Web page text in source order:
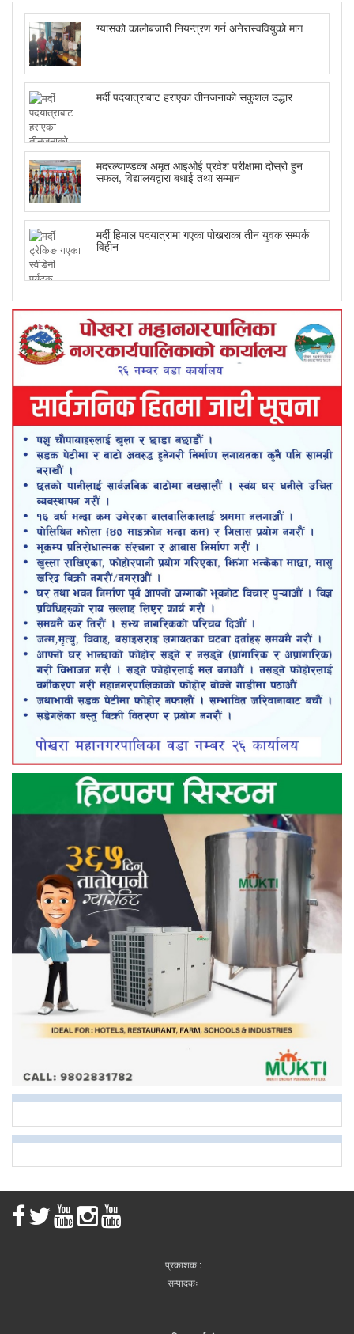
ग्यासको कालोबजारी नियन्त्रण गर्न अनेरास्ववियुको माग
मर्दी पदयात्राबाट हराएका तीनजनाको सकुशल उद्धार
मदरल्याण्डका अमृत आइओई प्रवेश परीक्षामा दोस्रो हुन
सफल, विद्यालयद्वारा बधाई तथा सम्मान
मर्दी हिमाल पदयात्रामा गएका पोखराका तीन युवक सम्पर्क
विहीन
प्रकाशक :
सम्पादकः